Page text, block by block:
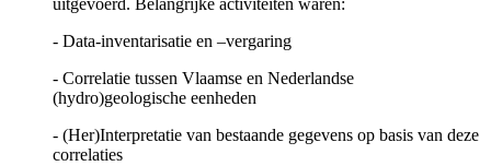
uitgevoerd. Belangrijke activiteiten waren:
- Data-inventarisatie en –vergaring
- Correlatie tussen Vlaamse en Nederlandse
(hydro)geologische eenheden
- (Her)Interpretatie van bestaande gegevens op basis van deze
correlaties